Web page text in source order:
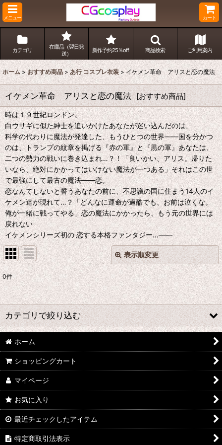
メニュー カート
カテゴリ
在庫品（翌日発
送）
新作予約25％off 商品検索 ご利用案内
ホーム > おすすめ商品 > あ行 コスプレ衣装 > イケメン革命 アリスと恋の魔法
イケメン革命 アリスと恋の魔法 [おすすめ商品]
時は１９世紀ロンドン。
白ウサギに似た紳士を追いかけたあなたが迷い込んだのは、
科学の代わりに魔法が発達した、もうひとつの世界――国を分かつ
のは、トランプの紋章を掲げる『赤の軍』と『黒の軍』あなたは、
二つの勢力の戦いに巻き込まれ…？！「良いかい、アリス。帰りた
いなら、絶対にかかってはいけない魔法が一つある」それはこの世
で最強にして最古の魔法――恋。
恋なんてしないと誓うあなたの前に、不思議の国に住まう14人のイ
ケメン達が現れて…？「どんなに運命が過酷でも、お前は泣くな。
俺が一緒に戦ってやる」恋の魔法にかかったら、もう元の世界には
戻れない
イケメンシリーズ初の 恋する本格ファンタジー…――
表示順変更
表示数:
並び順:
閉じる
0件
カテゴリで絞り込む
あ行 コスプレ衣装 (全商品)
ウマ娘プリティーダービー
あんさんぶるスターズ
アズールレーン
ホーム
ショッピングカート
マイページ
お気に入り
最近チェックしたアイテム
特定商取引法表示